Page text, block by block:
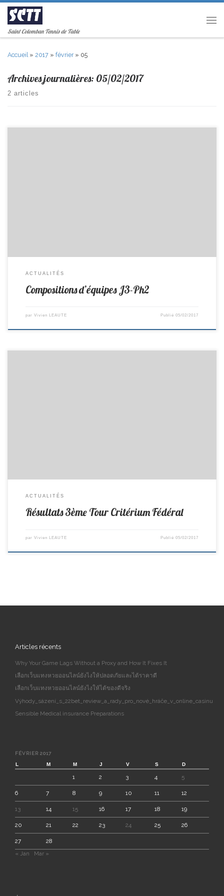
Passer au contenu
Saint Colomban Tennis de Table
Accueil » 2017 » février » 05
Archives journalières: 05/02/2017
2 articles
ACTUALITÉS
Compositions d’équipes J3-Ph2
par Vivien LEAUTE Publié05/02/2017
ACTUALITÉS
Résultats 3ème Tour Critérium Fédéral
par Vivien LEAUTE Publié05/02/2017
Articles récents
Why Your Game Lags Without a Proxy and How It Fixes It
เลือกเว็บแทงหวยออนไลน์ยังไงให้ปลอดภัยและได้ราคาดี
เลือกเว็บแทงหวยออนไลน์ยังไงให้ได้ของดีจริง
Výhody_sázení_s_22bet_review_a_rady_pro_nové_hráče_v_online_casinu
Sensible Medical insurance Preparations
FÉVRIER 2017
L
M M J V S D
1 2 3 4 5
6 7 8 9 10 11 12
13 14 15 16 17 18 19
20 21 22 23 24 25 26
27
28
« Jan
Mar »